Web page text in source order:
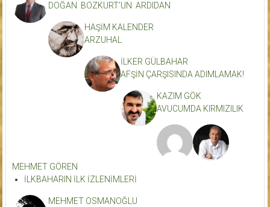
DOĞAN BOZKURT’UN ARDIDAN
HAŞİM KALENDER
ARZUHAL
İLKER GÜLBAHAR
AFŞİN ÇARŞISINDA ADIMLAMAK!
KAZIM GÖK
AVUCUMDA KIRMIZILIK
MEHMET GÖREN
İLKBAHARIN İLK İZLENİMLERİ
MEHMET OSMANOĞLU